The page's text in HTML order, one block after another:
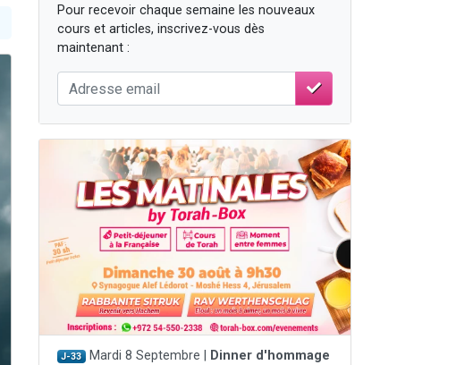
Pour recevoir chaque semaine les nouveaux
cours et articles, inscrivez-vous dès
maintenant :
J-33 Mardi 8 Septembre |
Dinner d'hommage